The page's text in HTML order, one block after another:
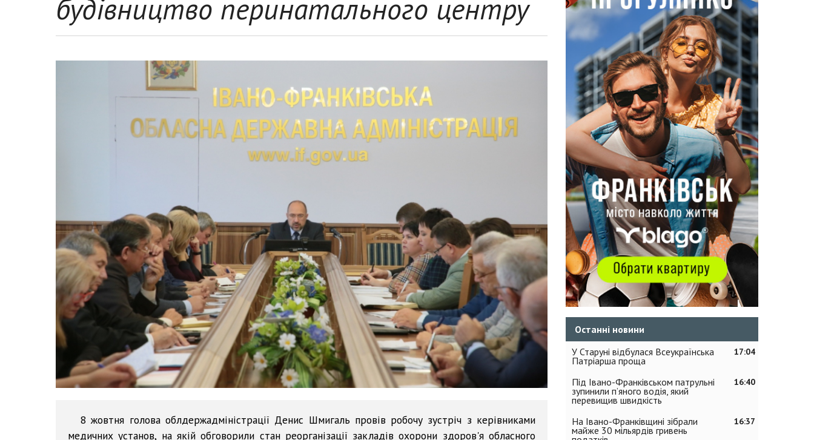
будівництво перинатального центру
8 жовтня голова облдержадміністрації Денис Шмигаль провів робочу зустріч з керівниками
медичних установ, на якій обговорили стан реорганізації закладів охорони здоров'я обласного
Останні новини
17:04
У Старуні відбулася Всеукраїнська
Патріарша проща
16:40
Під Івано-Франківськом патрульні
зупинили п’яного водія, який
перевищив швидкість
16:37
На Івано-Франківщині зібрали
майже 30 мільярдів гривень